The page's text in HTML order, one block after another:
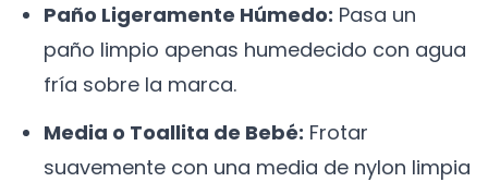
Paño Ligeramente Húmedo: Pasa un
paño limpio apenas humedecido con agua
fría sobre la marca.
Media o Toallita de Bebé: Frotar
suavemente con una media de nylon limpia